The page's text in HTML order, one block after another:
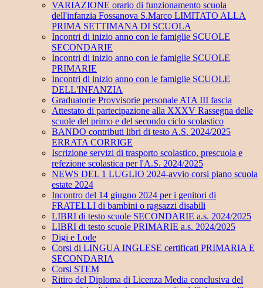
VARIAZIONE orario di funzionamento scuola
dell'infanzia Fossanova S.Marco LIMITATO ALLA
PRIMA SETTIMANA DI SCUOLA
Incontri di inizio anno con le famiglie SCUOLE
SECONDARIE
Incontri di inizio anno con le famiglie SCUOLE
PRIMARIE
Incontri di inizio anno con le famiglie SCUOLE
DELL'INFANZIA
Graduatorie Provvisorie personale ATA III fascia
Attestato di partecipazione alla XXXV Rassegna delle
scuole del primo e del secondo ciclo scolastico
BANDO contributi libri di testo A.S. 2024/2025
ERRATA CORRIGE
Iscrizione servizi di trasporto scolastico, prescuola e
refezione scolastica per l'A.S. 2024/2025
NEWS DEL 1 LUGLIO 2024-avvio corsi piano scuola
estate 2024
Incontro del 14 giugno 2024 per i genitori di
FRATELLI di bambini o ragsazzi disabili
LIBRI di testo scuole SECONDARIE a.s. 2024/2025
LIBRI di testo scuole PRIMARIE a.s. 2024/2025
Digi e Lode
Corsi di LINGUA INGLESE certificati PRIMARIA E
SECONDARIA
Corsi STEM
Ritiro del Diploma di Licenza Media conclusiva del